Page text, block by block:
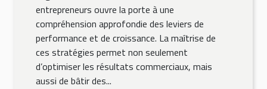
entrepreneurs ouvre la porte à une
compréhension approfondie des leviers de
performance et de croissance. La maîtrise de
ces stratégies permet non seulement
d’optimiser les résultats commerciaux, mais
aussi de bâtir des...